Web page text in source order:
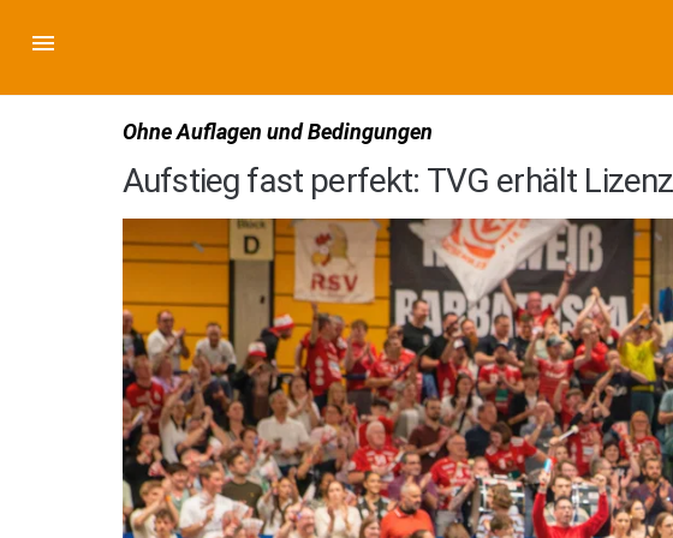
Ohne Auflagen und Bedingungen
Aufstieg fast perfekt: TVG erhält